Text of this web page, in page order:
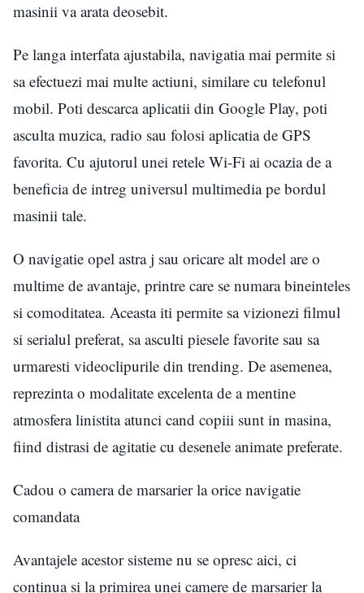
masinii va arata deosebit.
Pe langa interfata ajustabila, navigatia mai permite si
sa efectuezi mai multe actiuni, similare cu telefonul
mobil. Poti descarca aplicatii din Google Play, poti
asculta muzica, radio sau folosi aplicatia de GPS
favorita. Cu ajutorul unei retele Wi-Fi ai ocazia de a
beneficia de intreg universul multimedia pe bordul
masinii tale.
O navigatie opel astra j sau oricare alt model are o
multime de avantaje, printre care se numara bineinteles
si comoditatea. Aceasta iti permite sa vizionezi filmul
si serialul preferat, sa asculti piesele favorite sau sa
urmaresti videoclipurile din trending. De asemenea,
reprezinta o modalitate excelenta de a mentine
atmosfera linistita atunci cand copiii sunt in masina,
fiind distrasi de agitatie cu desenele animate preferate.
Cadou o camera de marsarier la orice navigatie
comandata
Avantajele acestor sisteme nu se opresc aici, ci
continua si la primirea unei camere de marsarier la